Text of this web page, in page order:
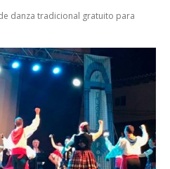
danza tradicional gratuito para